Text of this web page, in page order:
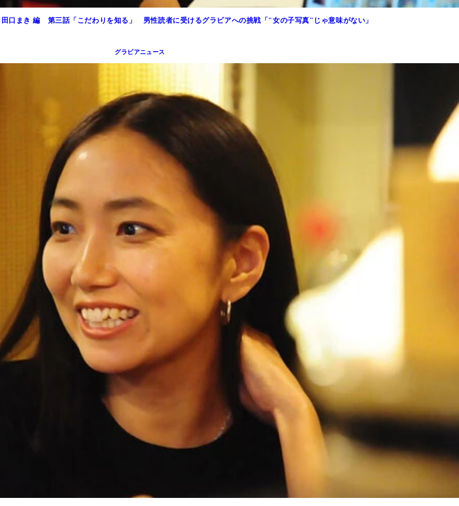
田口まき 編 第三話「こだわりを知る」 男性読者に受けるグラビアへの挑戦「"女の子写真"じゃ意味がない」
グラビアニュース